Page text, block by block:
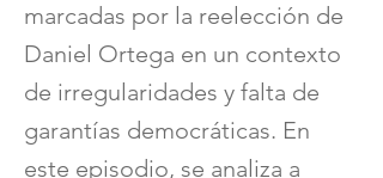
marcadas por la reelección de
Daniel Ortega en un contexto
de irregularidades y falta de
garantías democráticas. En
este episodio, se analiza a